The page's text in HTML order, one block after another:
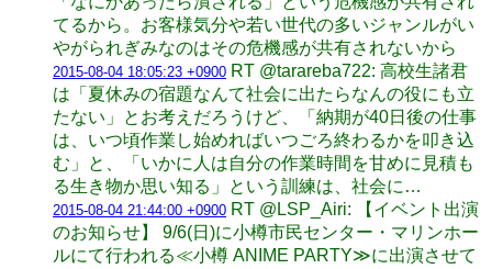
てるから。お客様気分や若い世代の多いジャンルがい
やがられぎみなのはその危機感が共有されないから
2015-08-04 18:05:23 +0900 RT @tarareba722: 高校生諸君
は「夏休みの宿題なんて社会に出たらなんの役にも立
たない」とお考えだろうけど、「納期が40日後の仕事
は、いつ頃作業し始めればいつごろ終わるかを叩き込
む」と、「いかに人は自分の作業時間を甘めに見積も
る生き物か思い知る」という訓練は、社会に…
2015-08-04 21:44:00 +0900 RT @LSP_Airi: 【イベント出演
のお知らせ】 9/6(日)に小樽市民センター・マリンホー
ルにて行われる≪小樽 ANIME PARTY≫に出演させて